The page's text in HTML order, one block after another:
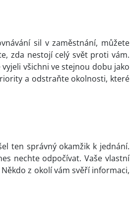
sil v zaměstnání, můžete
zda nestojí celý svět proti vám.
všichni ve stejnou dobu jako
a odstraňte okolnosti, které
ten správný okamžik k jednání.
nechte odpočívat. Vaše vlastní
z okolí vám svěří informaci,